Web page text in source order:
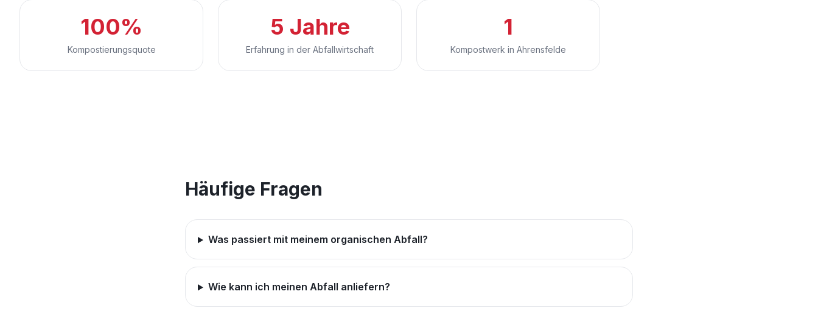
100%
Kompostierungsquote
5 Jahre
Erfahrung in der Abfallwirtschaft
1
Kompostwerk in Ahrensfelde
Häufige Fragen
Was passiert mit meinem organischen Abfall?
Wie kann ich meinen Abfall anliefern?